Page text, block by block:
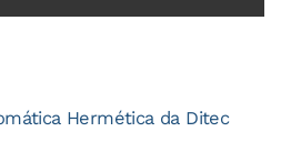
Hermética da Ditec